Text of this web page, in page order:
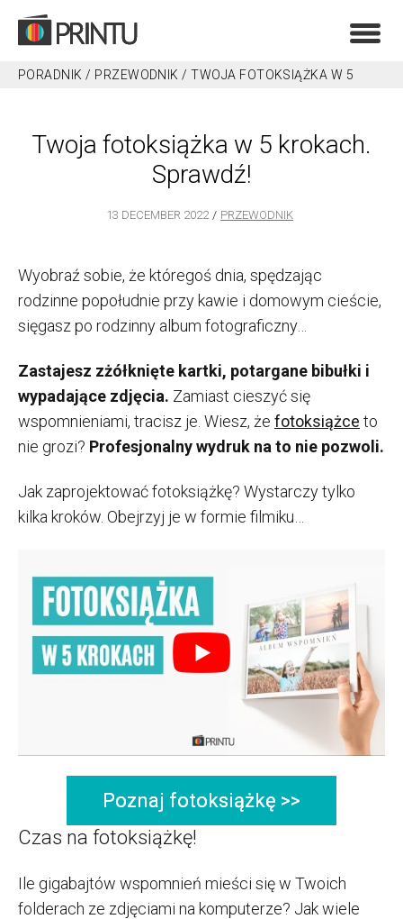
PORADNIK / PRZEWODNIK /TWOJA FOTOKSIĄŻKA W 5
Twoja fotoksiążka w 5 krokach.
Sprawdź!
13 DECEMBER 2022 PRZEWODNIK
Wyobraź sobie, że któregoś dnia, spędzając
rodzinne popołudnie przy kawie i domowym cieście,
sięgasz po rodzinny album fotograficzny…
Zastajesz zżółknięte kartki, potargane bibułki i
wypadające zdjęcia. Zamiast cieszyć się
wspomnieniami, tracisz je. Wiesz, że fotoksiążce to
nie grozi? Profesjonalny wydruk na to nie pozwoli.
Jak zaprojektować fotoksiążkę? Wystarczy tylko
kilka kroków. Obejrzyj je w formie filmiku…
Poznaj fotoksiążkę >>
Czas na fotoksiążkę!
Ile gigabajtów wspomnień mieści się w Twoich
folderach ze zdjęciami na komputerze? Jak wiele